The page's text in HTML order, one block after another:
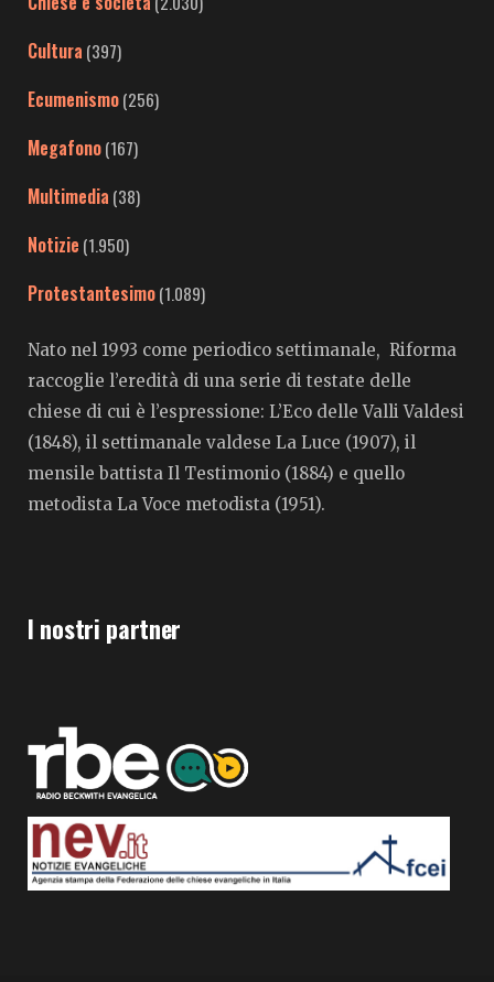
Cultura (397)
Ecumenismo(256)
Megafono(167)
Multimedia (38)
Notizie (1.950)
Protestantesimo(1.089)
Nato nel 1993 come periodico settimanale, Riforma
raccoglie l’eredità di una serie di testate delle
chiese di cui è l’espressione: L’Eco delle Valli Valdesi
(1848), il settimanale valdese La Luce (1907), il
mensile battista Il Testimonio (1884) e quello
metodista La Voce metodista (1951).
I nostri partner